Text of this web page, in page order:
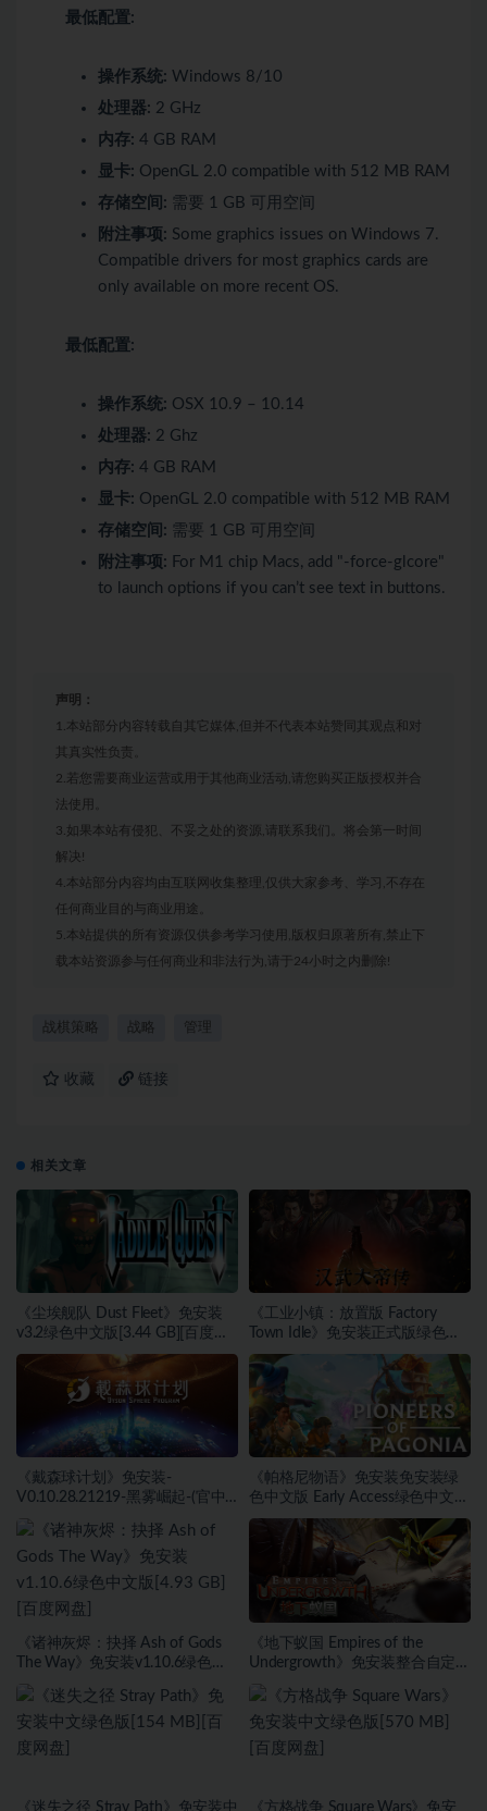
最低配置:
操作系统: Windows 8/10
处理器: 2 GHz
内存: 4 GB RAM
显卡: OpenGL 2.0 compatible with 512 MB RAM
存储空间: 需要 1 GB 可用空间
附注事项: Some graphics issues on Windows 7.
Compatible drivers for most graphics cards are
only available on more recent OS.
最低配置:
操作系统: OSX 10.9 – 10.14
处理器: 2 Ghz
内存: 4 GB RAM
显卡: OpenGL 2.0 compatible with 512 MB RAM
存储空间: 需要 1 GB 可用空间
附注事项: For M1 chip Macs, add "-force-glcore"
to launch options if you can’t see text in buttons.
声明：
1.本站部分内容转载自其它媒体,但并不代表本站赞同其观点和对
其真实性负责。
2.若您需要商业运营或用于其他商业活动,请您购买正版授权并合
法使用。
3.如果本站有侵犯、不妥之处的资源,请联系我们。将会第一时间
解决!
4.本站部分内容均由互联网收集整理,仅供大家参考、学习,不存在
任何商业目的与商业用途。
5.本站提供的所有资源仅供参考学习使用,版权归原著所有,禁止下
载本站资源参与任何商业和非法行为,请于24小时之内删除!
战棋策略 战略 管理
收藏 链接
相关文章
《尘埃舰队 Dust Fleet》免安装
v3.2绿色中文版[3.44 GB][百度网
盘]
《工业小镇：放置版 Factory
Town Idle》免安装正式版绿色中
文版[171 MB][百度网盘]
《戴森球计划》免安装-
V0.10.28.21219-黑雾崛起-(官中)
《帕格尼物语》免安装免安装绿
色中文版 Early Access绿色中文版
[2.55 GB][百度网盘]
《诸神灰烬：抉择 Ash of Gods
The Way》免安装v1.10.6绿色中
《地下蚁国 Empires of the
Undergrowth》免安装整合自定义
度网盘]
《迷失之径 Stray Path》免安装中
《方格战争 ⁤Square Wars》免安